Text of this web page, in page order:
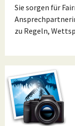
Sie sorgen für
zu Regeln,